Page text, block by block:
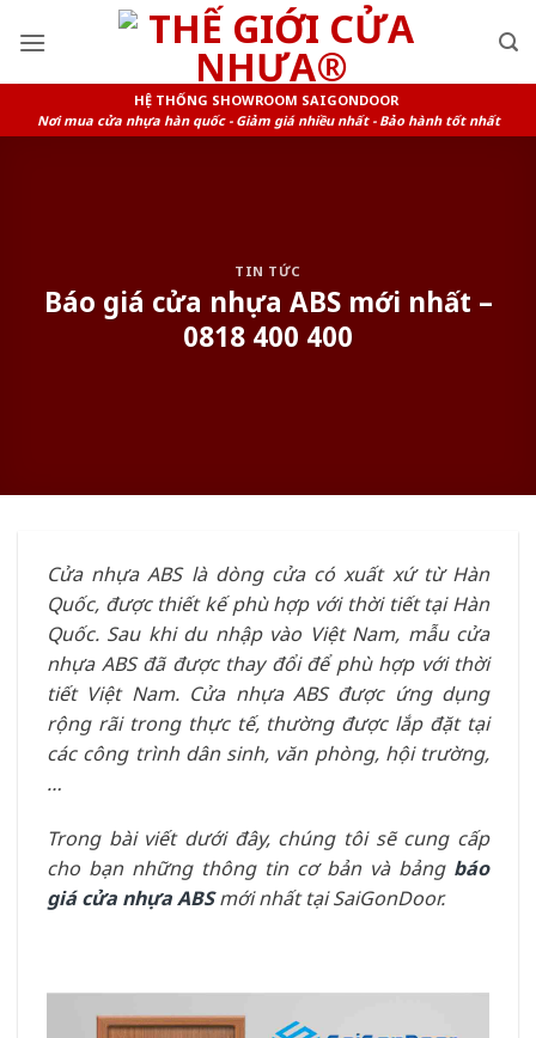
HỆ THỐNG SHOWROOM SAIGONDOOR
Nơi mua cửa nhựa hàn quốc - Giảm giá nhiều nhất - Bảo hành tốt nhất
TIN TỨC
Báo giá cửa nhựa ABS mới nhất –
0818 400 400
Cửa nhựa ABS là dòng cửa có xuất xứ từ Hàn
Quốc, được thiết kế phù hợp với thời tiết tại Hàn
Quốc. Sau khi du nhập vào Việt Nam, mẫu cửa
nhựa ABS đã được thay đổi để phù hợp với thời
tiết Việt Nam. Cửa nhựa ABS được ứng dụng
rộng rãi trong thực tế, thường được lắp đặt tại
các công trình dân sinh, văn phòng, hội trường,
…
Trong bài viết dưới đây, chúng tôi sẽ cung cấp
cho bạn những thông tin cơ bản và bảng báo
giá cửa nhựa ABSmới nhất tại SaiGonDoor.